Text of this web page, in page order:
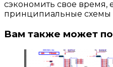
сэкономить свое время,
принципиальные схемы
Вам также может